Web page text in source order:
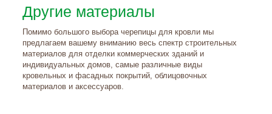
Другие материалы
Помимо большого выбора черепицы для кровли мы
предлагаем вашему вниманию весь спектр строительных
материалов для отделки коммерческих зданий и
индивидуальных домов, самые различные виды
кровельных и фасадных покрытий, облицовочных
материалов и аксессуаров.